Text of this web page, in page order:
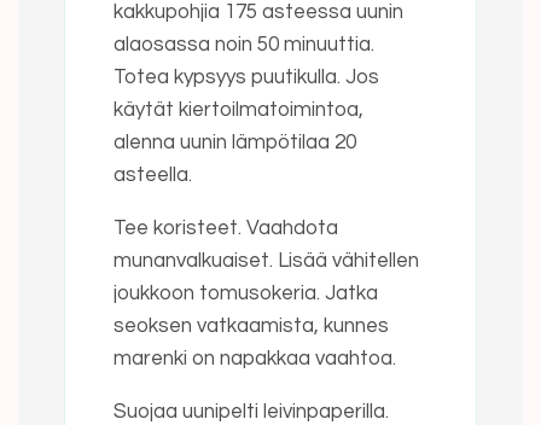
kakkupohjia 175 asteessa uunin
alaosassa noin 50 minuuttia.
Totea kypsyys puutikulla. Jos
käytät kiertoilmatoimintoa,
alenna uunin lämpötilaa 20
asteella.
Tee koristeet. Vaahdota
munanvalkuaiset. Lisää vähitellen
joukkoon tomusokeria. Jatka
seoksen vatkaamista, kunnes
marenki on napakkaa vaahtoa.
Suojaa uunipelti leivinpaperilla.